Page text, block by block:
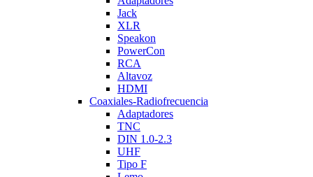
Jack
XLR
Speakon
PowerCon
RCA
Altavoz
HDMI
Coaxiales-Radiofrecuencia
Adaptadores
TNC
DIN 1.0-2.3
UHF
Tipo F